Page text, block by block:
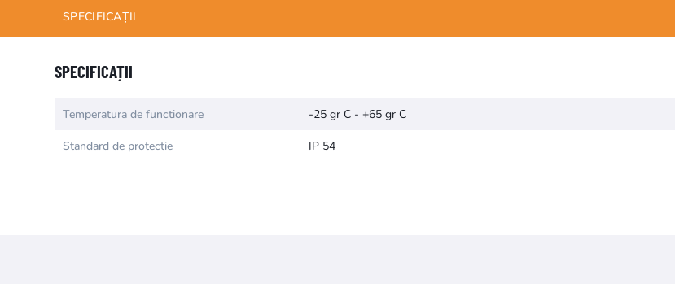
SPECIFICAȚII
SPECIFICAȚII
Numele atributului Valoarea atributului
Temperatura de functionare -25 gr C - +65 gr C
Standard de protectie IP 54